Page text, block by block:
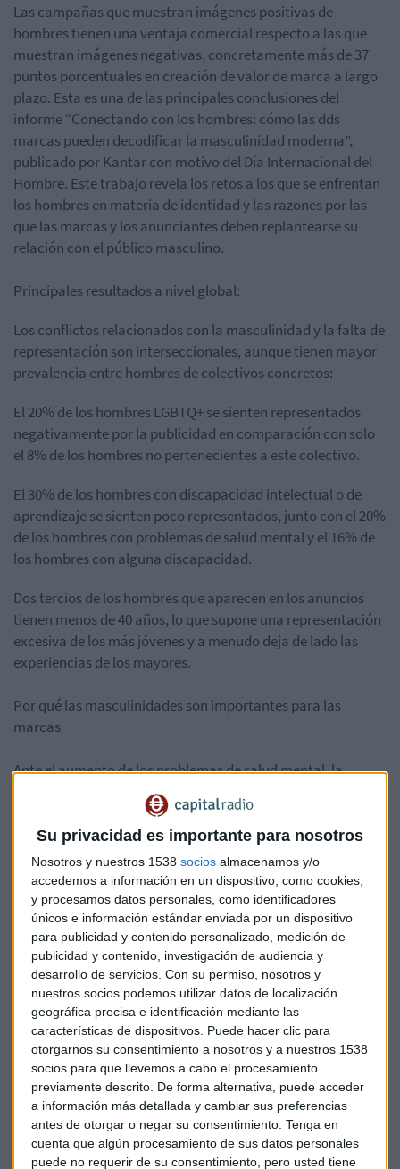
Su privacidad es importante para nosotros
Nosotros y nuestros 1538 socios almacenamos y/o
accedemos a información en un dispositivo, como cookies,
y procesamos datos personales, como identificadores
únicos e información estándar enviada por un dispositivo
para publicidad y contenido personalizado, medición de
publicidad y contenido, investigación de audiencia y
desarrollo de servicios. Con su permiso, nosotros y
nuestros socios podemos utilizar datos de localización
geográfica precisa e identificación mediante las
características de dispositivos. Puede hacer clic para
otorgarnos su consentimiento a nosotros y a nuestros 1538
socios para que llevemos a cabo el procesamiento
previamente descrito. De forma alternativa, puede acceder
a información más detallada y cambiar sus preferencias
antes de otorgar o negar su consentimiento. Tenga en
cuenta que algún procesamiento de sus datos personales
puede no requerir de su consentimiento, pero usted tiene
Las campañas que muestran imágenes positivas de
hombres tienen una ventaja comercial respecto a las que
muestran imágenes negativas, concretamente más de 37
puntos porcentuales en creación de valor de marca a largo
plazo. Esta es una de las principales conclusiones del
informe “Conectando con los hombres: cómo las dds
marcas pueden decodificar la masculinidad moderna”,
publicado por Kantar con motivo del Día Internacional del
Hombre. Este trabajo revela los retos a los que se enfrentan
los hombres en materia de identidad y las razones por las
que las marcas y los anunciantes deben replantearse su
relación con el público masculino.
Principales resultados a nivel global:
Los conflictos relacionados con la masculinidad y la falta de
representación son interseccionales, aunque tienen mayor
prevalencia entre hombres de colectivos concretos:
El 20% de los hombres LGBTQ+ se sienten representados
negativamente por la publicidad en comparación con solo
el 8% de los hombres no pertenecientes a este colectivo.
El 30% de los hombres con discapacidad intelectual o de
aprendizaje se sienten poco representados, junto con el 20%
de los hombres con problemas de salud mental y el 16% de
los hombres con alguna discapacidad.
Dos tercios de los hombres que aparecen en los anuncios
tienen menos de 40 años, lo que supone una representación
excesiva de los más jóvenes y a menudo deja de lado las
experiencias de los mayores.
Por qué las masculinidades son importantes para las
marcas
Ante el aumento de los problemas de salud mental, la
aparición de «modelos de conducta» tóxicos y el cambio de
expectativas en la vida familiar y laboral, los hombres se
encuentran en un momento de redefinición de su papel.
Pero la buena comprensión de la masculinidad no es sólo
una cuestión social, sino un imperativo empresarial. El
estudio de Kantar ha analizado diferentes anuncios en
función de la métrica MGUM (Métrica de Antiestereotipo de
Género Masculino por sus siglas en inglés), que capta si las
representaciones de los hombres son un buen ejemplo para
los demás. Este análisis muestra que los anuncios que
logran una puntuación alta en dicha métrica obtienen
mejores resultados que los anuncios que no lo hacen: 37
puntos porcentuales más en creación de valor de marca a
largo plazo y 21 puntos porcentuales más en la probabilidad
de generar ventas a corto plazo.
“La masculinidad es importante para los especialistas en
marketing porque la publicidad forma parte del tejido